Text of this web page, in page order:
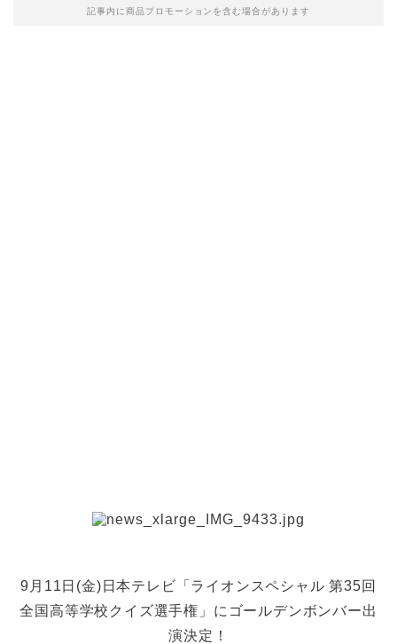
記事内に商品プロモーションを含む場合があります
9月11日(金)日本テレビ「ライオンスペシャル 第35回
全国高等学校クイズ選手権」にゴールデンボンバー出
演決定！